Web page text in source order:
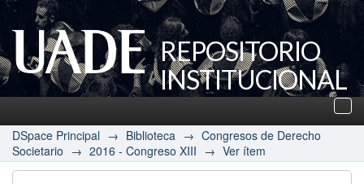
REPOSITORIO
INSTITUCIONAL
UADE
DSpace Principal → Biblioteca → Congresos de Derecho
Societario → 2016 - Congreso XIII → Ver ítem